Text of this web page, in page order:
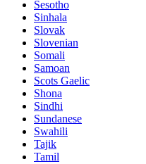
Sesotho
Sinhala
Slovak
Slovenian
Somali
Samoan
Scots Gaelic
Shona
Sindhi
Sundanese
Swahili
Tajik
Tamil